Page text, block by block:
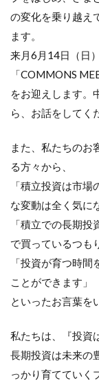
の変化を乗り越え
ます。
来月6月14日（日
「COMMONS
をお迎えします。
ら、お話をしてく
また、私たちのお
る方々から、
「積立投資は市
な変動は全く気に
「積立での長期
で買っているつも
「投資が育つ時
ことができます」
といったお言葉を
私たちは、『投資
長期投資は未来の
っかり育てていく